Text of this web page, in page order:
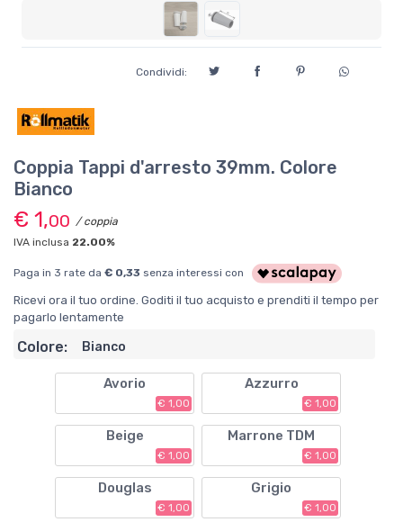
Condividi:
Coppia Tappi d'arresto 39mm. Colore
Bianco
€ 1,00 / coppia
IVA inclusa 22.00%
Paga in 3 rate da € 0,33 senza interessi con
Ricevi ora il tuo ordine. Goditi il tuo acquisto e prenditi il tempo per
pagarlo lentamente
Colore: Bianco
Avorio
€ 1,00
Azzurro
€ 1,00
Beige
€ 1,00
Marrone TDM
€ 1,00
Douglas
€ 1,00
Grigio
€ 1,00